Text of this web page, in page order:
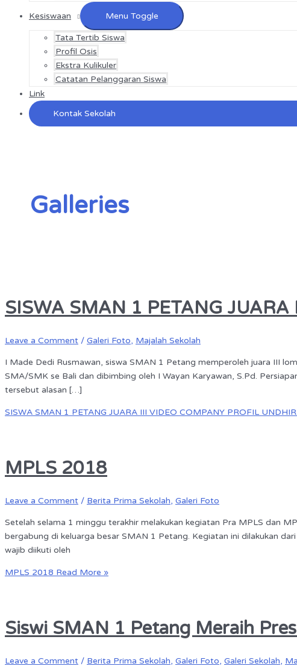
Kesiswaan Menu Toggle
Tata Tertib Siswa
Profil Osis
Ekstra Kulikuler
Catatan Pelanggaran Siswa
Link
Kontak Sekolah
Galleries
SISWA SMAN 1 PETANG
Leave a Comment / Galeri Foto, Majalah Sekolah
I Made Dedi Rusmawan, siswa SMAN 1 Petang memperoleh juara III
SMA/SMK se Bali dan dibimbing oleh I Wayan Karyawan, S.Pd.
tersebut alasan […]
SISWA SMAN 1 PETANG JUARA III VIDEO COMPANY PROFIL
MPLS 2018
Leave a Comment / Berita Prima Sekolah, Galeri Foto
Setelah selama 1 minggu terakhir melakukan kegiatan Pra MPLS dan
bergabung di keluarga besar SMAN 1 Petang. Kegiatan ini dilakukan
wajib diikuti oleh
MPLS 2018 Read More »
Siswi SMAN 1 Petang Meraih
Leave a Comment / Berita Prima Sekolah, Galeri Foto, Galeri Sekolah,